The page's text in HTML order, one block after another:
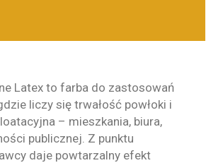
Latex to farba do zastosowań
liczy się trwałość powłoki i
– mieszkania, biura,
publicznej. Z punktu
daje powtarzalny efekt